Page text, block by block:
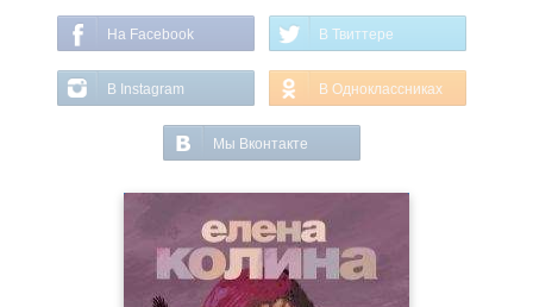
На Facebook В Твиттере
В Instagram В Одноклассниках
Мы Вконтакте